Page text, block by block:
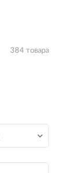
384 товара